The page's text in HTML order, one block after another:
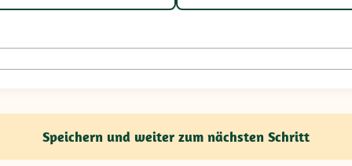
Speichern und weiter zum nächsten Schritt